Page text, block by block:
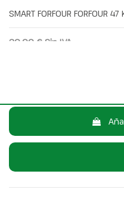
SMART FORFOUR FORFOUR 47
30,00 € Sin IVA